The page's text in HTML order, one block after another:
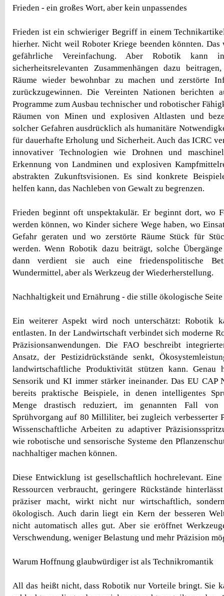
Frieden - ein großes Wort, aber kein unpassendes
Frieden ist ein schwieriger Begriff in einem
hierher. Nicht weil Roboter Kriege beenden könnten. Das
gefährliche Vereinfachung. Aber Robotik kann
sicherheitsrelevanten Zusammenhängen dazu
Räume wieder bewohnbar zu machen und zerstörte
zurückzugewinnen. Die Vereinten Nationen berichten
Programme zum Ausbau technischer und robotischer
Räumen von Minen und explosiven Altlasten und
solcher Gefahren ausdrücklich als humanitäre
für dauerhafte Erholung und Sicherheit. Auch das ICRC
innovativer Technologien wie Drohnen und
Erkennung von Landminen und explosiven
abstrakten Zukunftsvisionen. Es sind konkrete
helfen kann, das Nachleben von Gewalt zu begrenzen.
Frieden beginnt oft unspektakulär. Er beginnt dort, wo
werden können, wo Kinder sichere Wege haben, wo
Gefahr geraten und wo zerstörte Räume Stück für
werden. Wenn Robotik dazu beiträgt, solche
dann verdient sie auch eine friedenspolitische
Wundermittel, aber als Werkzeug der Wiederherstellung.
Nachhaltigkeit und Ernährung - die stille ökologische
Ein weiterer Aspekt wird noch unterschätzt: Robotik
entlasten. In der Landwirtschaft verbindet sich moderne
Präzisionsanwendungen. Die FAO beschreibt
Ansatz, der Pestizidrückstände senkt,
landwirtschaftliche Produktivität stützen kann. Genau
Sensorik und KI immer stärker ineinander. Das EU CAP
bereits praktische Beispiele, in denen intelligentes
Menge drastisch reduziert, im genannten Fall
Sprühvorgang auf 80 Milliliter, bei zugleich verbesserter
Wissenschaftliche Arbeiten zu adaptiver
wie robotische und sensorische Systeme den
nachhaltiger machen können.
Diese Entwicklung ist gesellschaftlich hochrelevant.
Ressourcen verbraucht, geringere Rückstände
präziser macht, wirkt nicht nur wirtschaftlich,
ökologisch. Auch darin liegt ein Kern der besseren
nicht automatisch alles gut. Aber sie eröffnet
Verschwendung, weniger Belastung und mehr Präzision
Warum Hoffnung glaubwürdiger ist als Technikromantik
All das heißt nicht, dass Robotik nur Vorteile bringt. Sie